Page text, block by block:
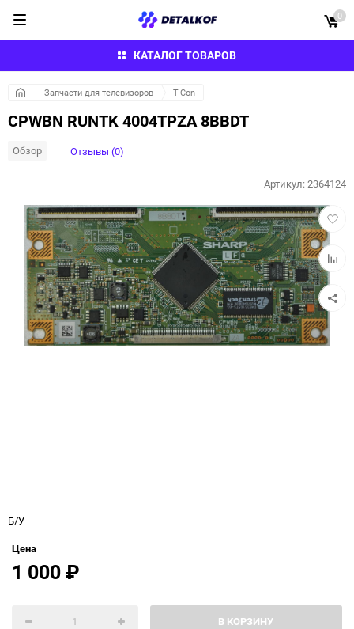
КАТАЛОГ ТОВАРОВ
0
Запчасти для телевизоров T-Con
CPWBN RUNTK 4004TPZA 8BBDT
Обзор Отзывы (0)
в
к
Артикул:2364124
Б/У
Цена
1 000₽
В КОРЗИНУ